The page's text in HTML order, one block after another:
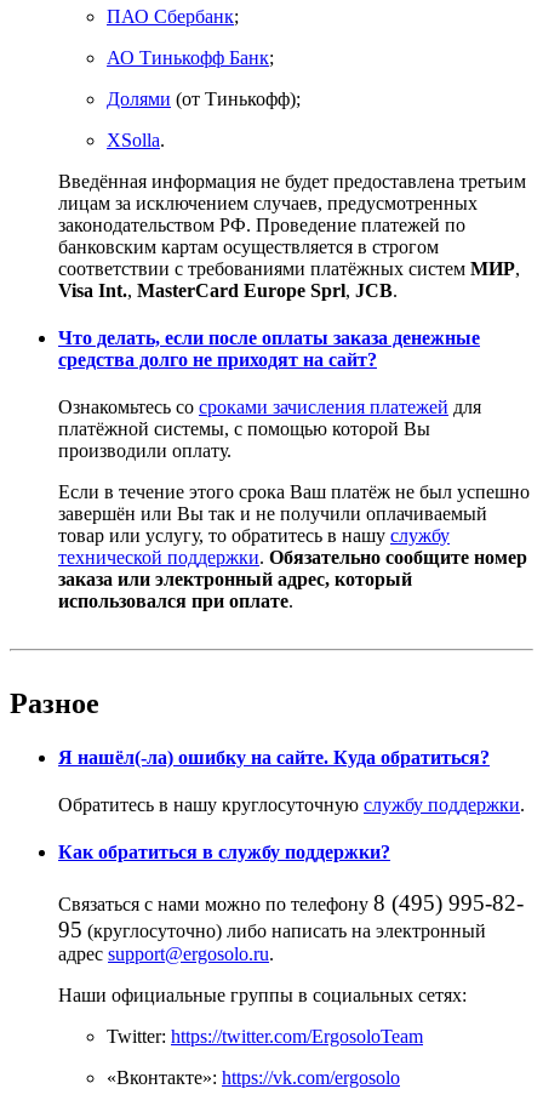
ПАО Сбербанк;
АО Тинькофф Банк;
Долями (от Тинькофф);
XSolla.
Введённая информация не будет предоставлена третьим
лицам за исключением случаев, предусмотренных
законодательством РФ. Проведение платежей по
банковским картам осуществляется в строгом
соответствии с требованиями платёжных систем МИР,
Visa Int., MasterCard Europe Sprl, JCB.
Что делать, если после оплаты заказа денежные
средства долго не приходят на сайт?
Ознакомьтесь со сроками зачисления платежей для
платёжной системы, с помощью которой Вы
производили оплату.
Если в течение этого срока Ваш платёж не был успешно
завершён или Вы так и не получили оплачиваемый
товар или услугу, то обратитесь в нашу службу
технической поддержки. Обязательно сообщите номер
заказа или электронный адрес, который
использовался при оплате.
Разное
Я нашёл(-ла) ошибку на сайте. Куда обратиться?
Обратитесь в нашу круглосуточную службу поддержки.
Как обратиться в службу поддержки?
Связаться с нами можно по телефону 8 (495) 995-82-
95 (круглосуточно) либо написать на электронный
адрес support@ergosolo.ru.
Наши официальные группы в социальных сетях:
Twitter: https://twitter.com/ErgosoloTeam
«Вконтакте»: https://vk.com/ergosolo